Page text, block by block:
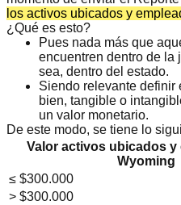
los activos ubicados y
¿Qué es esto?
Pues nada más que
encuentren dentro de la
sea, dentro del estado.
Siendo relevante definir
bien, tangible o
un valor monetario.
De este modo, se tiene lo
Valor activos ubicados y
Wyoming
≤ $300.000
> $300.000